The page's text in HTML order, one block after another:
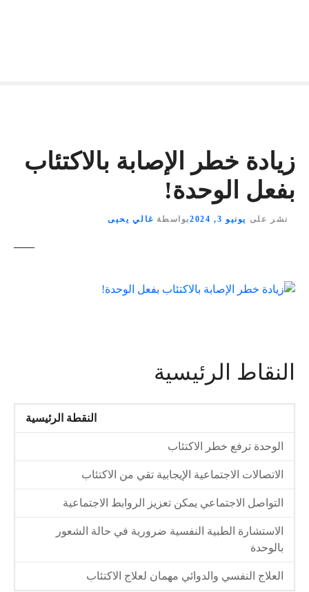
زيادة خطر الإصابة بالاكتئاب
بفعل الوحدة!
نشر على يونيو 3, 2024 بواسطة غالي يحيى
النقاط الرئيسية
النقطة الرئيسية
الوحدة ترفع خطر الاكتئاب
الاتصالات الاجتماعية الإيجابية تقي من الاكتئاب
التواصل الاجتماعي يمكن تعزيز الروابط الاجتماعية
الاستشارة الطبية النفسية ضرورية في حالة الشعور
بالوحدة
العلاج النفسي والدوائي مهمان لعلاج الاكتئاب